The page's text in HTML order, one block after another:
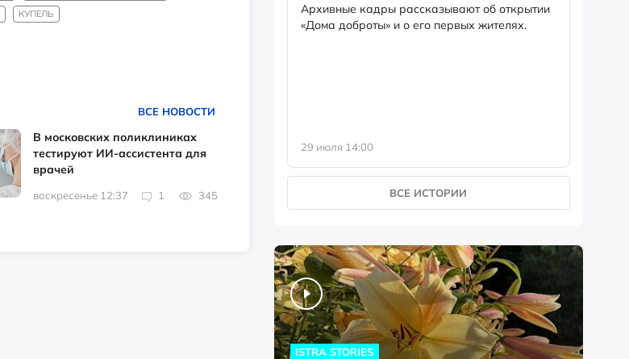
КУПЕЛЬ
ВСЕ НОВОСТИ
В московских поликлиниках
тестируют ИИ-ассистента для
врачей
воскресенье 12:37 1 345
Архивные кадры рассказывают об открытии
«Дома доброты» и о его первых жителях.
29 июля 14:00
ВСЕ ИСТОРИИ
ISTRA STORIES